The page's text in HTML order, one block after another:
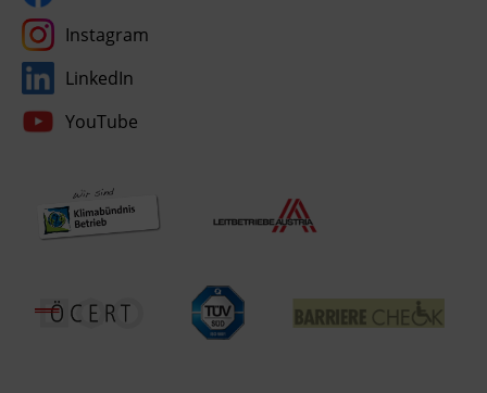
Instagram
LinkedIn
YouTube